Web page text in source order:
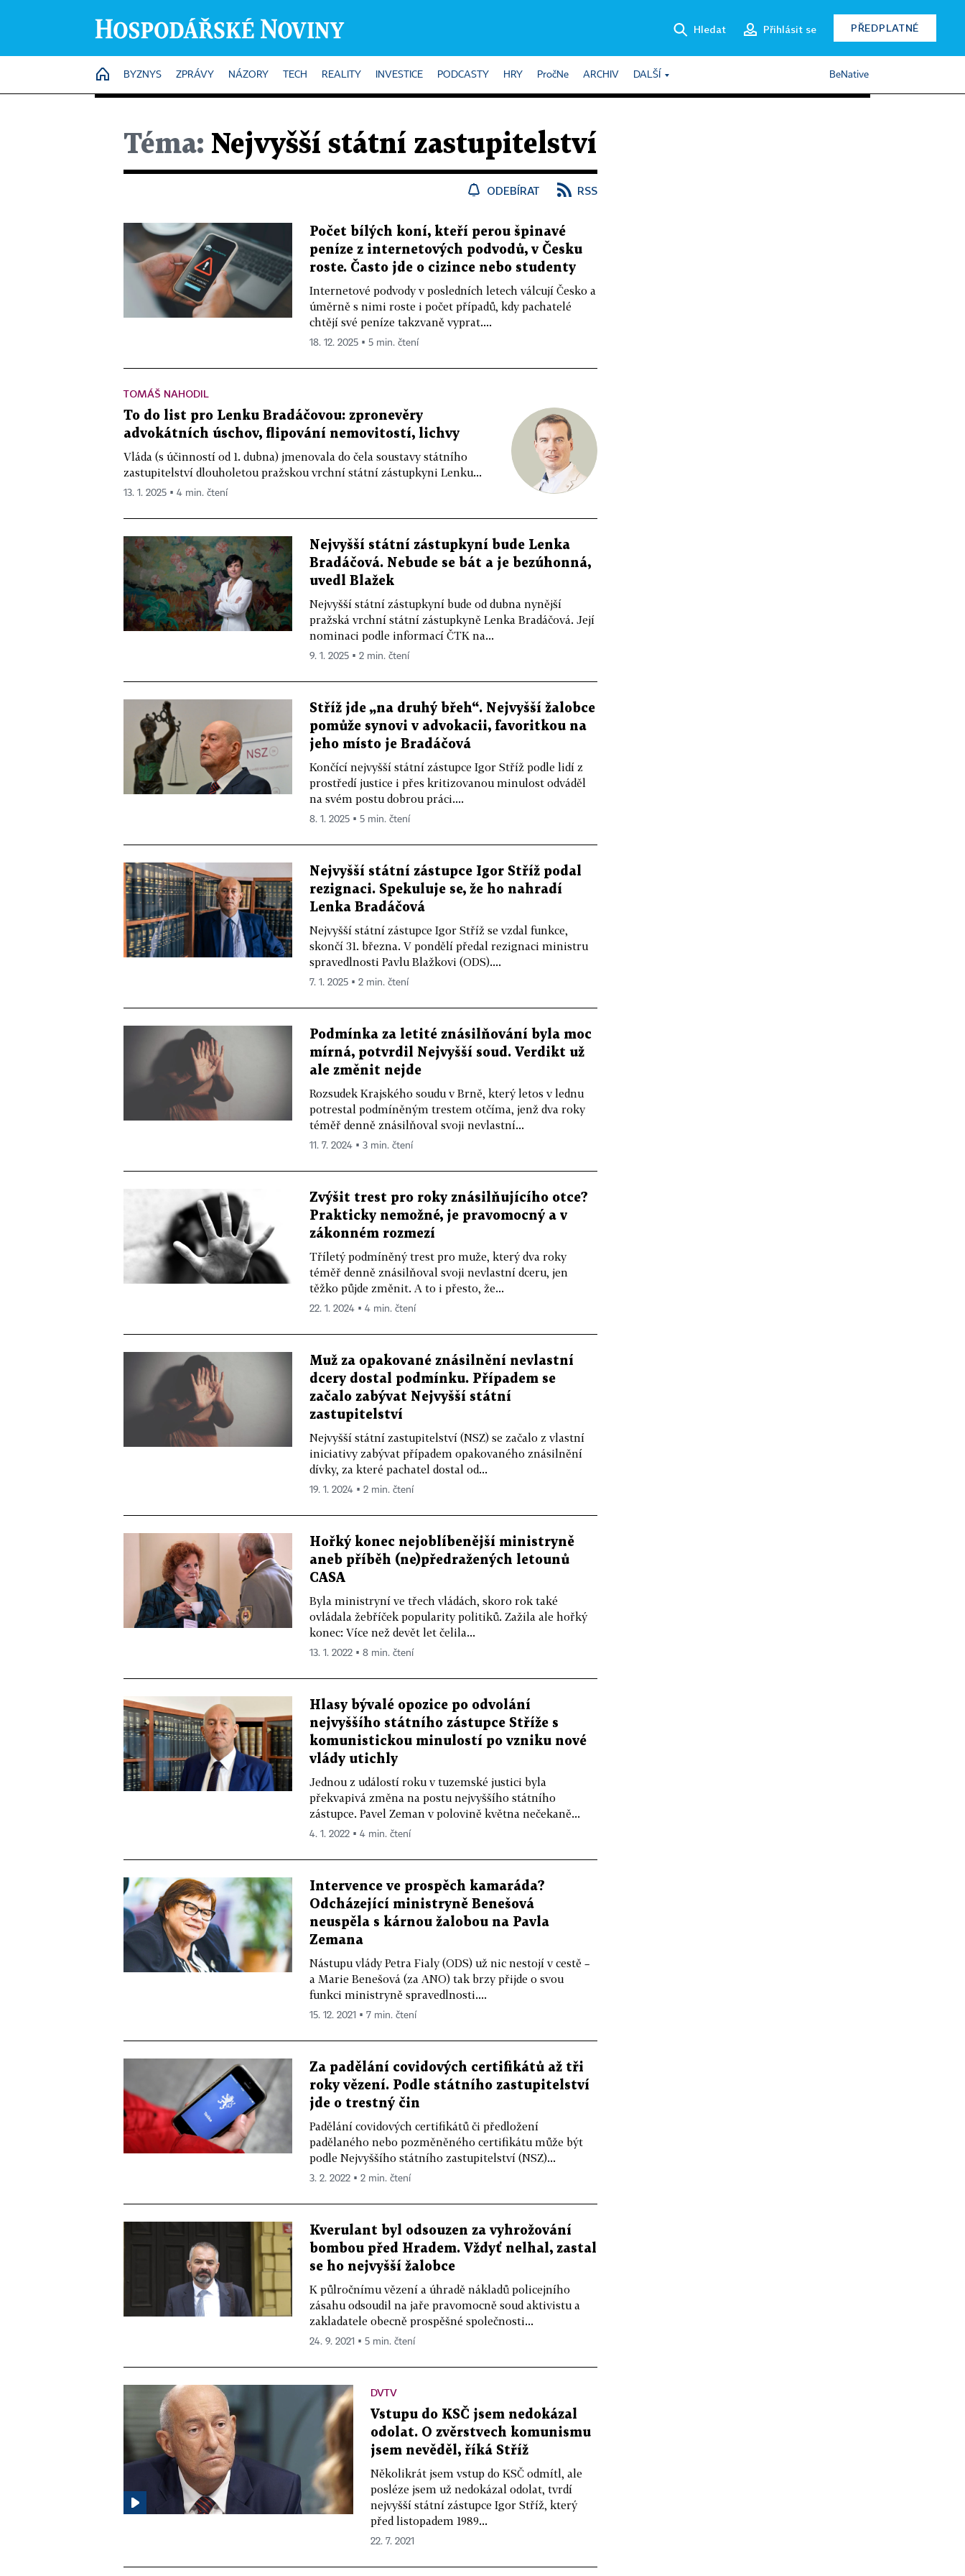
Hledat Přihlásit se PŘEDPLATNÉ
HOME
BYZNYS ZPRÁVY NÁZORY TECH REALITY INVESTICE PODCASTY HRY PročNe ARCHIV DALŠÍ BeNative
Téma: Nejvyšší státní zastupitelství
ODEBÍRAT RSS
Počet bílých koní, kteří perou špinavé
peníze z internetových podvodů, v Česku
roste. Často jde o cizince nebo studenty
Internetové podvody v posledních letech válcují Česko a
úměrně s nimi roste i počet případů, kdy pachatelé
chtějí své peníze takzvaně vyprat....
18. 12. 2025 ▪ 5 min. čtení
TOMÁŠ NAHODIL
To do list pro Lenku Bradáčovou: zpronevěry
advokátních úschov, flipování nemovitostí, lichvy
Vláda (s účinností od 1. dubna) jmenovala do čela soustavy státního
zastupitelství dlouholetou pražskou vrchní státní zástupkyni Lenku...
13. 1. 2025 ▪ 4 min. čtení
Nejvyšší státní zástupkyní bude Lenka
Bradáčová. Nebude se bát a je bezúhonná,
uvedl Blažek
Nejvyšší státní zástupkyní bude od dubna nynější
pražská vrchní státní zástupkyně Lenka Bradáčová. Její
nominaci podle informací ČTK na...
9. 1. 2025 ▪ 2 min. čtení
Stříž jde „na druhý břeh“. Nejvyšší žalobce
pomůže synovi v advokacii, favoritkou na
jeho místo je Bradáčová
Končící nejvyšší státní zástupce Igor Stříž podle lidí z
prostředí justice i přes kritizovanou minulost odváděl
na svém postu dobrou práci....
8. 1. 2025 ▪ 5 min. čtení
Nejvyšší státní zástupce Igor Stříž podal
rezignaci. Spekuluje se, že ho nahradí
Lenka Bradáčová
Nejvyšší státní zástupce Igor Stříž se vzdal funkce,
skončí 31. března. V pondělí předal rezignaci ministru
spravedlnosti Pavlu Blažkovi (ODS)....
7. 1. 2025 ▪ 2 min. čtení
Podmínka za letité znásilňování byla moc
mírná, potvrdil Nejvyšší soud. Verdikt už
ale změnit nejde
Rozsudek Krajského soudu v Brně, který letos v lednu
potrestal podmíněným trestem otčíma, jenž dva roky
téměř denně znásilňoval svoji nevlastní...
11. 7. 2024 ▪ 3 min. čtení
Zvýšit trest pro roky znásilňujícího otce?
Prakticky nemožné, je pravomocný a v
zákonném rozmezí
Tříletý podmíněný trest pro muže, který dva roky
téměř denně znásilňoval svoji nevlastní dceru, jen
těžko půjde změnit. A to i přesto, že...
22. 1. 2024 ▪ 4 min. čtení
Muž za opakované znásilnění nevlastní
dcery dostal podmínku. Případem se
začalo zabývat Nejvyšší státní
zastupitelství
Nejvyšší státní zastupitelství (NSZ) se začalo z vlastní
iniciativy zabývat případem opakovaného znásilnění
dívky, za které pachatel dostal od...
19. 1. 2024 ▪ 2 min. čtení
Hořký konec nejoblíbenější ministryně
aneb příběh (ne)předražených letounů
CASA
Byla ministryní ve třech vládách, skoro rok také
ovládala žebříček popularity politiků. Zažila ale hořký
konec: Více než devět let čelila...
13. 1. 2022 ▪ 8 min. čtení
Hlasy bývalé opozice po odvolání
nejvyššího státního zástupce Stříže s
komunistickou minulostí po vzniku nové
vlády utichly
Jednou z událostí roku v tuzemské justici byla
překvapivá změna na postu nejvyššího státního
zástupce. Pavel Zeman v polovině května nečekaně...
4. 1. 2022 ▪ 4 min. čtení
Intervence ve prospěch kamaráda?
Odcházející ministryně Benešová
neuspěla s kárnou žalobou na Pavla
Zemana
Nástupu vlády Petra Fialy (ODS) už nic nestojí v cestě –
a Marie Benešová (za ANO) tak brzy přijde o svou
funkci ministryně spravedlnosti....
15. 12. 2021 ▪ 7 min. čtení
Za padělání covidových certifikátů až tři
roky vězení. Podle státního zastupitelství
jde o trestný čin
Padělání covidových certifikátů či předložení
padělaného nebo pozměněného certifikátu může být
podle Nejvyššího státního zastupitelství (NSZ)...
3. 2. 2022 ▪ 2 min. čtení
Kverulant byl odsouzen za vyhrožování
bombou před Hradem. Vždyť nelhal, zastal
se ho nejvyšší žalobce
K půlročnímu vězení a úhradě nákladů policejního
zásahu odsoudil na jaře pravomocně soud aktivistu a
zakladatele obecně prospěšné společnosti...
24. 9. 2021 ▪ 5 min. čtení
DVTV
Vstupu do KSČ jsem nedokázal
odolat. O zvěrstvech komunismu
jsem nevěděl, říká Stříž
Několikrát jsem vstup do KSČ odmítl, ale
posléze jsem už nedokázal odolat, tvrdí
nejvyšší státní zástupce Igor Stříž, který
před listopadem 1989...
22. 7. 2021